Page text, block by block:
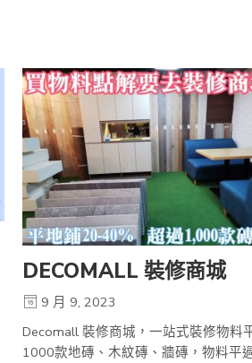
DECOMALL 裝修商城
9 月 9, 2023
Decomall 裝修商城，一站式裝修物料
1000款地磚、木紋磚、牆磚，物料平